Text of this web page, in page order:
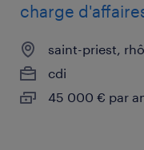
charge
saint-priest,
cdi
45 000 € par